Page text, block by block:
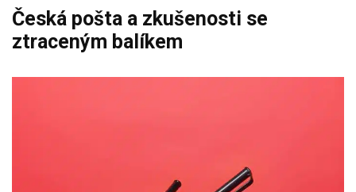
Česká pošta a zkušenosti se
ztraceným balíkem